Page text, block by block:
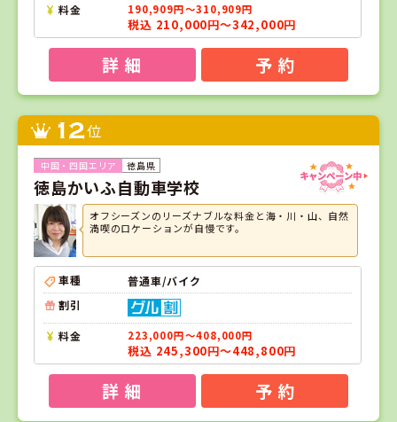
料金 190,909円～310,909円
税込 210,000円～342,000円
詳 細 予 約
12位
徳島県
徳島かいふ自動車学校
オフシーズンのリーズナブルな料金と海・川・山、自然
満喫のロケーションが自慢です。
車種
普通車/バイク
割引
料金 223,000円～408,000円
税込 245,300円～448,800円
詳 細 予 約